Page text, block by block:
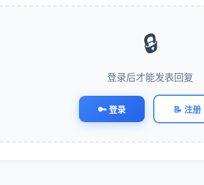
🔒
登录后才能发表回复
🔑 登录 📝 注册